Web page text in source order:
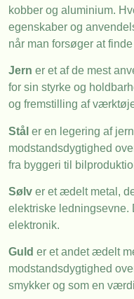
kobber og aluminium.
egenskaber og
når man forsøger at
Jern er et af de mest
for sin styrke og
og fremstilling af
Stål er en legering af
modstandsdygtighed
fra byggeri til
Sølv er et ædelt metal,
elektriske ledningsevne.
elektronik.
Guld er et andet ædelt
modstandsdygtighed
smykker og som en